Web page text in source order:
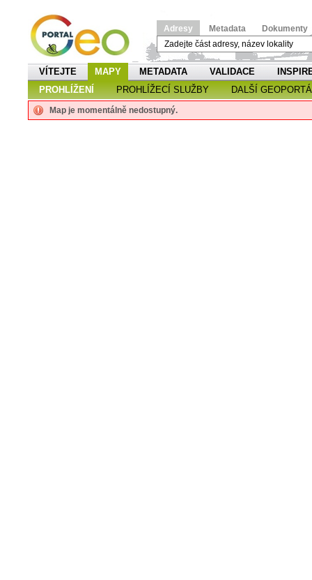
Adresy Metadata Dokumenty
VÍTEJTE MAPY METADATA VALIDACE
PROHLÍŽENÍ
PROHLÍŽECÍ SLUŽBY DALŠÍ
Map je momentálně nedostupný.